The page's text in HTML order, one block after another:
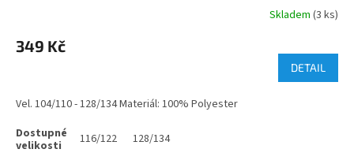
Skladem (3 ks)
349 Kč
DETAIL
Vel. 104/110 - 128/134 Materiál: 100% Polyester
116/122 128/134